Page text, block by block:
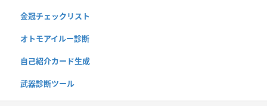
金冠チェックリスト
オトモアイルー診断
自己紹介カード生成
武器診断ツール